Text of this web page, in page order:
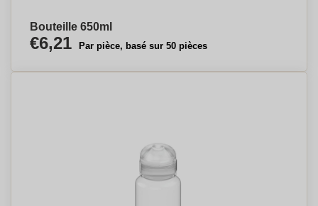
Bouteille 650ml
€6,21 Par pièce, basé sur 50 pièces